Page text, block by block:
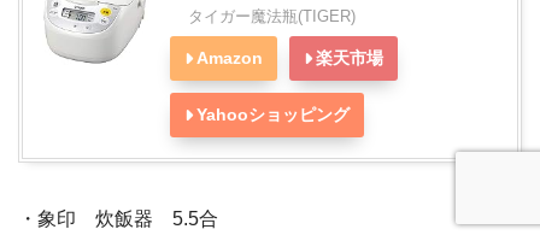
タイガー魔法瓶(TIGER)
Amazon 楽天市場
Yahooショッピング
・象印 炊飯器 5.5合